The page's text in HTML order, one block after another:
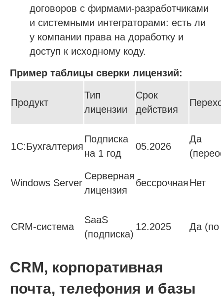
договоров с фирмами-разработчиками
и системными интеграторами: есть ли
у компании права на доработку и
доступ к исходному коду.
Пример таблицы сверки лицензий:
Продукт
Тип
лицензии
Срок
действия
1С:Бухгалтерия
Подписка
на 1 год
05.2026
Да
Windows Server
Серверная
лицензия
бессрочнаяНет
CRM-система
SaaS
(подписка)
12.2025 Да (по
CRM, корпоративная
почта, телефония и базы